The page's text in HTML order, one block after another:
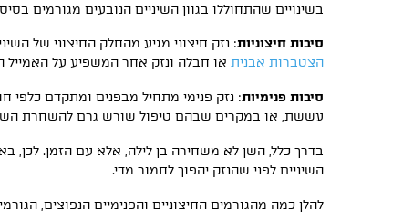
בשינויים שהתחוללו בגוון השיניים הנובעים מגורמים
סיבות חיצוניות: נזק חיצוני מגיע מהחלק החיצוני של
הצטברות אבנית או חבלה ונזק אחר המשפיע על האמייל
סיבות פנימיות: נזק פנימי מתחיל מבפנים ומתקדם
עששת, או במקרים שבהם טיפול שורש גרם להשחרת
בדרך כלל, השן לא משחירה בן לילה, אלא עם הזמן. לכן,
השיניים לפני שהנזק יהפוך לחמור מדי.
להלן כמה מהגורמים החיצוניים והפנימיים הנפוצים,